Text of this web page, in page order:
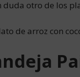
duda otro de los
de arroz con